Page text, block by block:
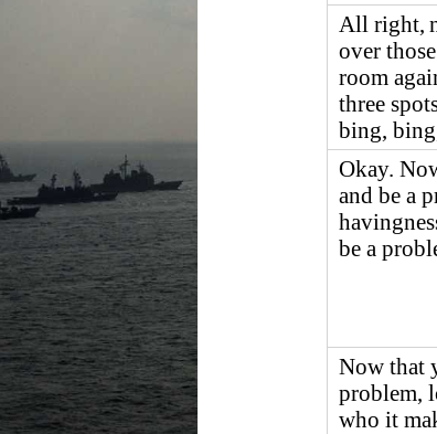
All right,
over
room
three
bing,
Okay.
and be a
be a
Now that
problem,
who it